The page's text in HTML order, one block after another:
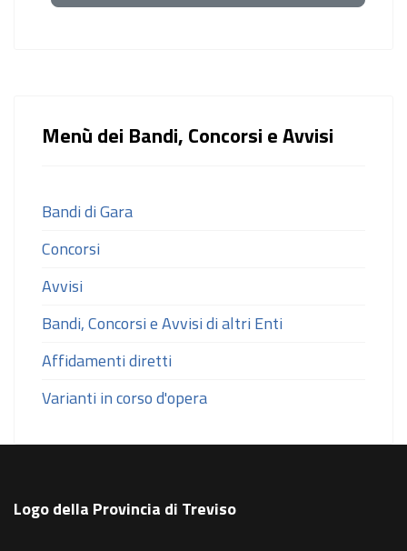
Menù dei Bandi, Concorsi e Avvisi
Bandi di Gara
Concorsi
Avvisi
Bandi, Concorsi e Avvisi di altri Enti
Affidamenti diretti
Varianti in corso d'opera
Logo della Provincia di Treviso